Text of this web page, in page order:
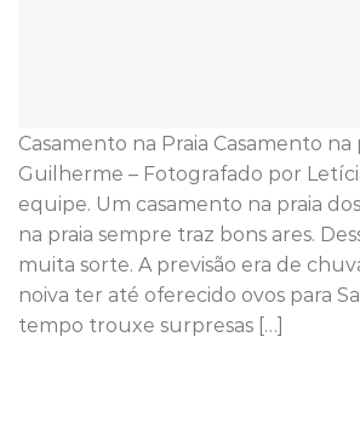
Casamento na Praia Casamento na
Guilherme – Fotografado por
equipe. Um casamento na praia dos
na praia sempre traz bons ares.
muita sorte. A previsão era de
noiva ter até oferecido ovos para
tempo trouxe surpresas […]